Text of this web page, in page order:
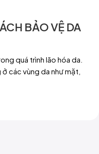
BẢO VỆ DA
quá trình lão hóa da.
ở các vùng da như mặt,